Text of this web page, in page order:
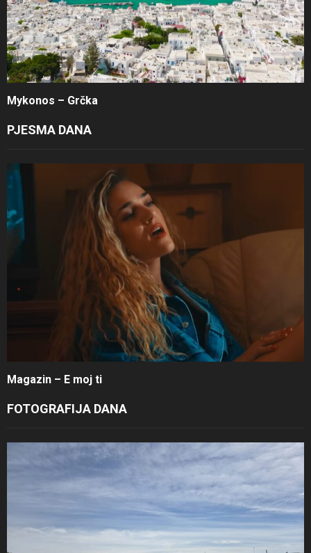
Mykonos – Grčka
PJESMA DANA
Magazin – E moj ti
FOTOGRAFIJA DANA